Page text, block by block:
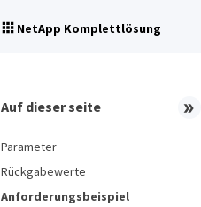
NetApp Komplettlösung
Auf dieser seite
Parameter
Rückgabewerte
Anforderungsbeispiel